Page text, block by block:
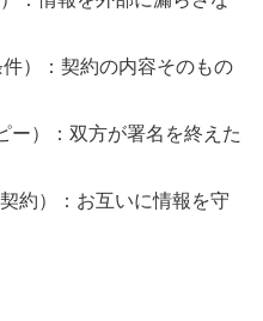
件）：契約の内容そのもの
ー）：双方が署名を終えた
約）：お互いに情報を守